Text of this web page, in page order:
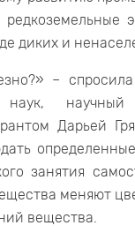
диких и
–
Дарьей
занятия
меняют
вещества.